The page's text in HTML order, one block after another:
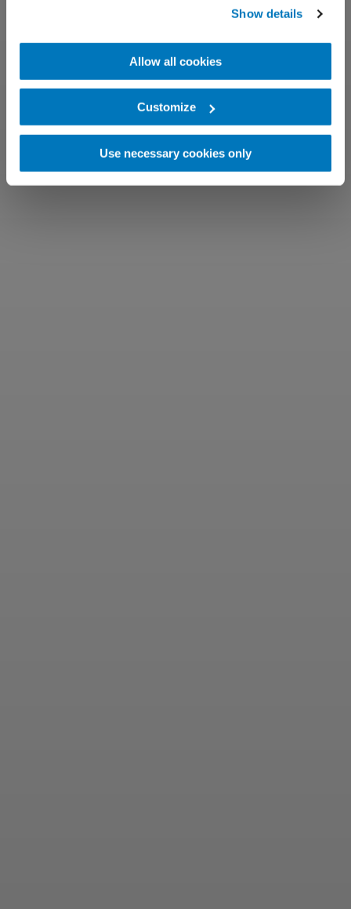
Show details
Allow all cookies
Customize
Use necessary cookies only